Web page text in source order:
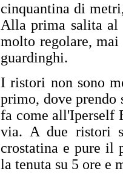
cinquantina di
Alla prima salita al
molto regolare,
guardinghi.
I ristori non sono
primo, dove prendo
fa come all'Iperself
via. A due ristori
crostatina e pure il
la tenuta su 5 ore e